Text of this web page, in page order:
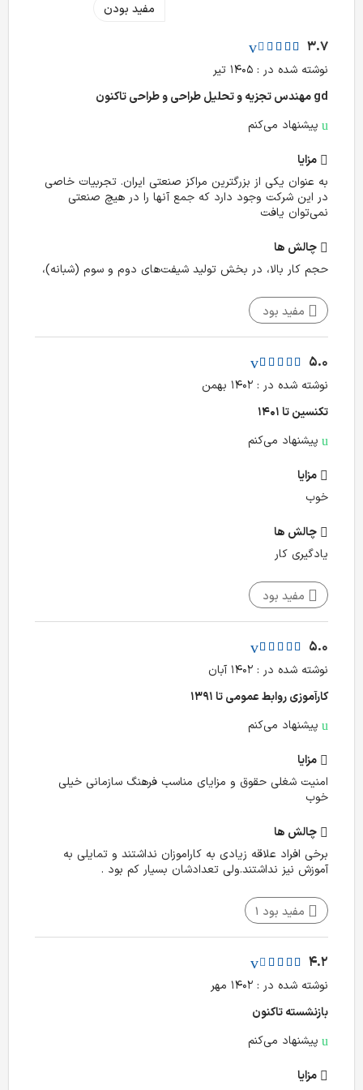
مفید بودن
3.7
نوشته شده در : ۱۴۰۵ تیر
gd مهندس تجزیه و تحلیل طراحی و طراحی تا‌کنون
پیشنهاد می‌کنم
مزایا
به عنوان یکی از بزرگترین مراکز صنعتی ایران. تجربیات خاصی
در این شرکت وجود دارد که جمع آنها را در هیچ صنعتی
نمی‌توان یافت
چالش‌ ها
حجم کار بالا، در بخش تولید شیفت‌های دوم و سوم (شبانه)،
مفید بود
5.0
نوشته شده در : ۱۴۰۲ بهمن
تکنسین تا ۱۴۰۱
پیشنهاد می‌کنم
مزایا
خوب
چالش‌ ها
یادگیری کار
مفید بود
5.0
نوشته شده در : ۱۴۰۲ آبان
کارآموزی روابط عمومی تا ۱۳۹۱
پیشنهاد می‌کنم
مزایا
امنیت شغلی حقوق و مزایای مناسب فرهنگ سازمانی خیلی
خوب
چالش‌ ها
برخی افراد علاقه زیادی به کاراموزان نداشتند و تمایلی به
آموزش نیز نداشتند.ولی تعدادشان بسیار کم بود .
مفید بود1
4.2
نوشته شده در : ۱۴۰۲ مهر
بازنشسته تا‌کنون
پیشنهاد می‌کنم
مزایا